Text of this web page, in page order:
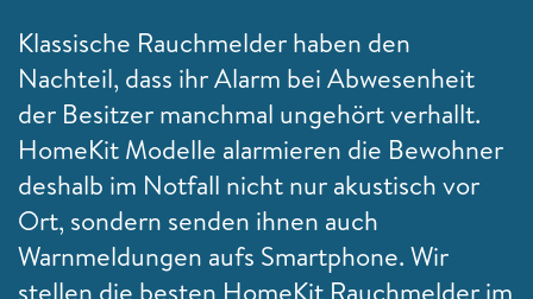
Klassische Rauchmelder haben den
Nachteil, dass ihr Alarm bei Abwesenheit
der Besitzer manchmal ungehört verhallt.
HomeKit Modelle alarmieren die Bewohner
deshalb im Notfall nicht nur akustisch vor
Ort, sondern senden ihnen auch
Warnmeldungen aufs Smartphone. Wir
stellen die besten HomeKit Rauchmelder im